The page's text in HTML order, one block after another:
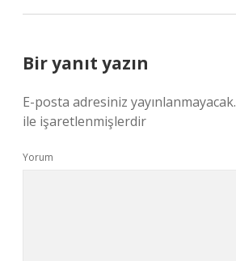
Bir yanıt yazın
E-posta adresiniz yayınlanmayacak.
ile işaretlenmişlerdir
Yorum